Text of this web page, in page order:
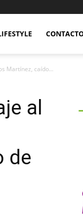
Martínez, caído...
al
de